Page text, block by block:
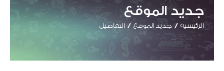
جديد الموقع
الرئيسية جديد الموقع التفاصيل